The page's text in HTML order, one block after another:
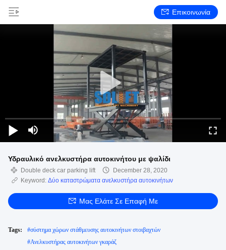
Επικοινωνία
Υδραυλικό ανελκυστήρα αυτοκινήτου με ψαλίδι
Double deck car parking lift
December 28, 2020
Keyword: Δύο καταστρώματα ανελκυστήρα αυτοκινήτων
Μας Ελάτε Σε Επαφή Με
Tags: #σύστημα χώρων στάθμευσης αυτοκινήτων στοιβαχτών
#Ανελκυστήρας αυτοκινήτων γκαράζ